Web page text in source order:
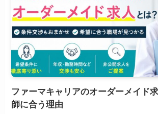
ファーマキャリアのオーダーメイド
師に合う理由